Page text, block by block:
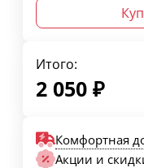
Итого:
2 050 ₽
Комфортная
Акции и